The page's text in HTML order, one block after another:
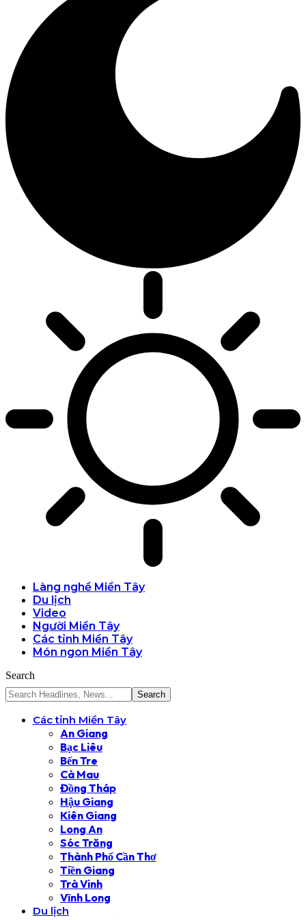
Làng nghề Miền Tây
Du lịch
Video
Người Miền Tây
Các tỉnh Miền Tây
Món ngon Miền Tây
Search
Các tỉnh Miền Tây
An Giang
Bạc Liêu
Bến Tre
Cà Mau
Đồng Tháp
Hậu Giang
Kiên Giang
Long An
Sóc Trăng
Thành Phố Cần Thơ
Tiền Giang
Trà Vinh
Vĩnh Long
Du lịch